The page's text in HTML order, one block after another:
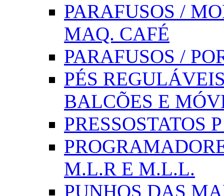
PARAFUSOS /
MAQ. CAFÉ
PARAFUSOS /
PÉS
BALCÕES E
PRESSOSTATOS
M.L.R E M.L.L.
PUNHOS DAS